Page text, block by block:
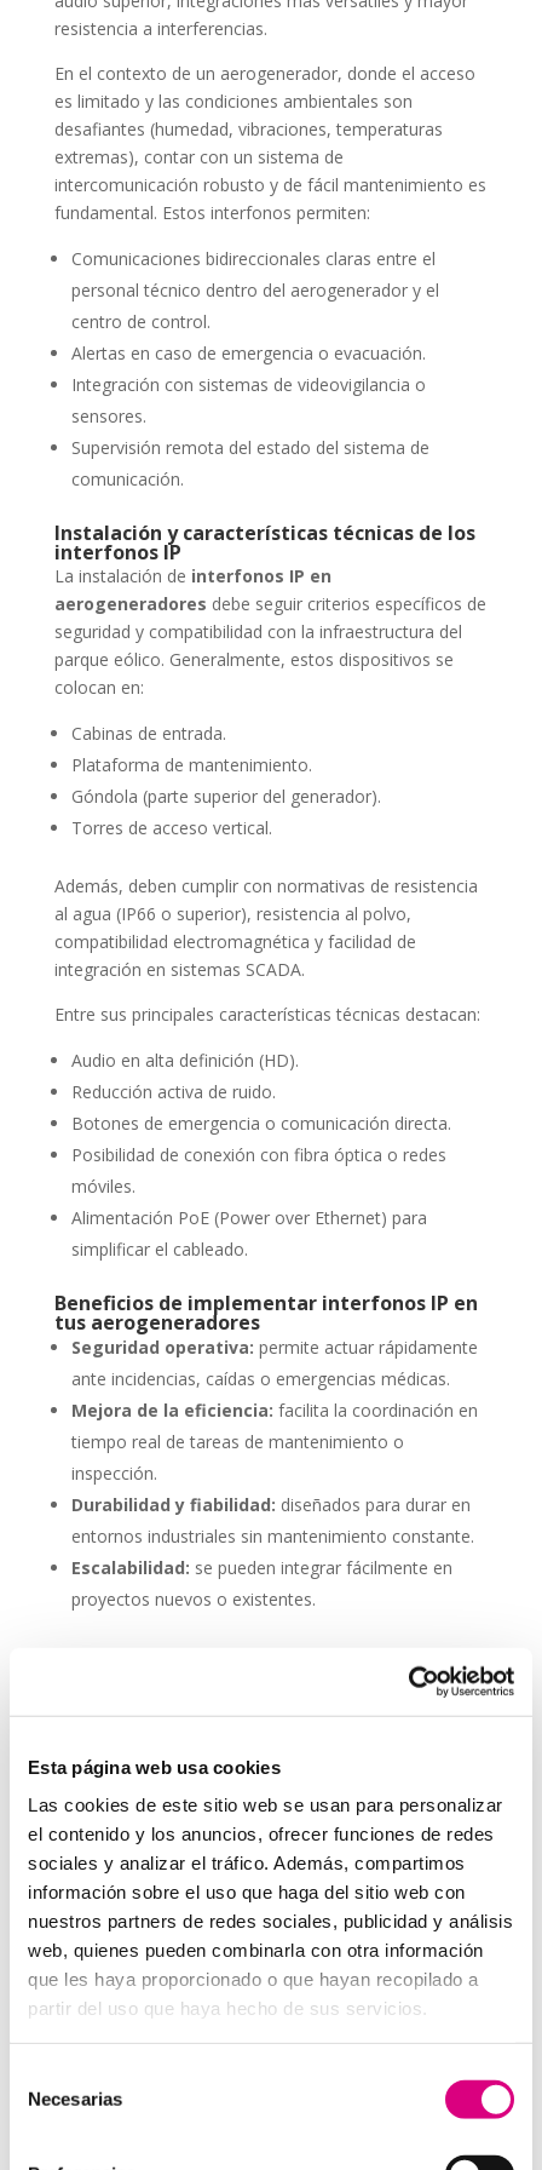
Esta página web usa cookies
Las cookies de este sitio web se usan para personalizar
el contenido y los anuncios, ofrecer funciones de redes
sociales y analizar el tráfico. Además, compartimos
información sobre el uso que haga del sitio web con
nuestros partners de redes sociales, publicidad y análisis
web, quienes pueden combinarla con otra información
que les haya proporcionado o que hayan recopilado a
partir del uso que haya hecho de sus servicios.
Necesarias
resistencia a interferencias.
En el contexto de un aerogenerador, donde el acceso
es limitado y las condiciones ambientales son
desafiantes (humedad, vibraciones, temperaturas
extremas), contar con un sistema de
intercomunicación robusto y de fácil mantenimiento es
fundamental. Estos interfonos permiten:
Comunicaciones bidireccionales claras entre el
personal técnico dentro del aerogenerador y el
centro de control.
Alertas en caso de emergencia o evacuación.
Integración con sistemas de videovigilancia o
sensores.
Supervisión remota del estado del sistema de
comunicación.
Instalación y características técnicas de los
interfonos IP
La instalación de interfonos IP en
aerogeneradores debe seguir criterios específicos de
seguridad y compatibilidad con la infraestructura del
parque eólico. Generalmente, estos dispositivos se
colocan en:
Cabinas de entrada.
Plataforma de mantenimiento.
Góndola (parte superior del generador).
Torres de acceso vertical.
Además, deben cumplir con normativas de resistencia
al agua (IP66 o superior), resistencia al polvo,
compatibilidad electromagnética y facilidad de
integración en sistemas SCADA.
Entre sus principales características técnicas destacan:
Audio en alta definición (HD).
Reducción activa de ruido.
Botones de emergencia o comunicación directa.
Posibilidad de conexión con fibra óptica o redes
móviles.
Alimentación PoE (Power over Ethernet) para
simplificar el cableado.
Beneficios de implementar interfonos IP en
tus aerogeneradores
Seguridad operativa: permite actuar rápidamente
ante incidencias, caídas o emergencias médicas.
Mejora de la eficiencia: facilita la coordinación en
tiempo real de tareas de mantenimiento o
inspección.
Durabilidad y fiabilidad: diseñados para durar en
entornos industriales sin mantenimiento constante.
Escalabilidad: se pueden integrar fácilmente en
proyectos nuevos o existentes.
tan importante como asegurar una buena red eléctrica.
Losinterfonos IP para aerogeneradoresson una
System Network, tu operadora de telefonía
virtual en España
DesdeTelefonía Virtual Network, te invitamos a
que nos permitas estudiar tu caso particular. Aunque si
lo prefieres, puedes enviarnos un correo electrónico a
virtual@networkes.como llamarnos al900 800 806.
Tenemos más de 15 años de experiencia en
instalación de sistemas de telefonía virtual. Gracias a
su rápida integración, permite gran flexibilidad en el
virtual de centrales telefónicas virtuales dimensionadas
a las necesidades de cada cliente.